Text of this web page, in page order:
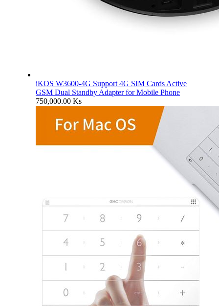
iKOS W3600-4G Support 4G SIM Cards Active
GSM Dual Standby Adapter for Mobile Phone
750,000.00 Ks